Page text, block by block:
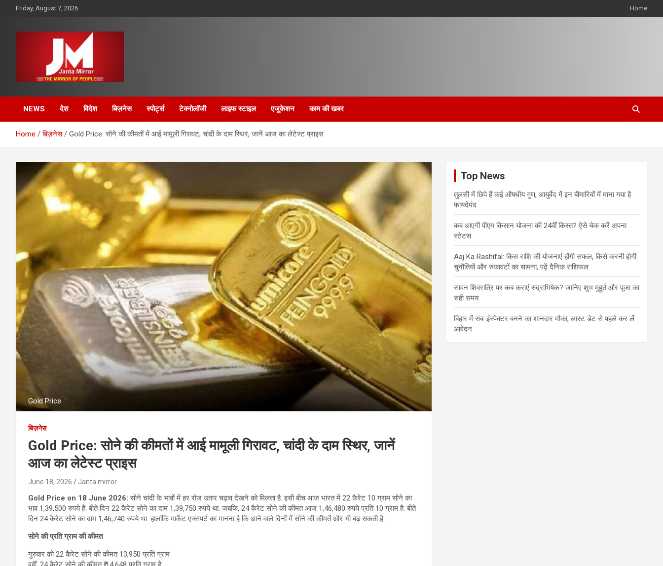
Friday, August 7, 2026 Home
Janta Mirror
NEWS देश विदेश बिज़नेस स्पोर्ट्स टेक्नोलॉजी लाइफ स्टाइल एजुकेशन काम की खबर
Home बिज़नेस Gold Price: सोने की कीमतों में आई मामूली गिरावट, चांदी के दाम स्थिर, जानें आज का लेटेस्ट प्राइस
Gold Price
बिज़नेस
Gold Price: सोने की कीमतों में आई मामूली गिरावट, चांदी के दाम स्थिर, जानें
आज का लेटेस्ट प्राइस
June 18, 2026 Janta mirror
Gold Price on 18 June 2026:सोने चांदी के भावों में हर रोज उतार चढ़ाव देखने को मिलता है. इसी बीच आज भारत में 22 कैरेट 10 ग्राम सोने का
भाव 1,39,500 रुपये है. बीते दिन 22 कैरेट सोने का दाम 1,39,750 रुपये था. जबकि, 24 कैरेट सोने की कीमत आज 1,46,480 रुपये प्रति 10 ग्राम है. बीते
दिन 24 कैरेट सोने का दाम 1,46,740 रुपये था. हालांकि मार्केट एक्सपर्ट का मानना है कि आने वाले दिनों में सोने की कीमतें और भी बढ़ सकती है.
सोने की प्रति ग्राम की कीमत
गुरुवार को 22 कैरेट सोने की कीमत 13,950 प्रति ग्राम
Top News
तुलसी में छिपे हैं कई औषधीय गुण, आयुर्वेद में इन बीमारियों में माना गया है
फायदेमंद
कब आएगी पीएम किसान योजना की 24वीं किस्त? ऐसे चेक करें अपना
स्टेटस
Aaj Ka Rashifal: किस राशि की योजनाएं होंगी सफल, किसे करनी होगी
चुनौतियों और रुकावटों का सामना, पढ़ें दैनिक राशिफल
सावन शिवरात्रि पर कब कराएं रुद्राभिषेक? जानिए शुभ मुहूर्त और पूजा का
सही समय
बिहार में सब-इंस्पेक्टर बनने का शानदार मौका, लास्ट डेट से पहले कर लें
आवेदन